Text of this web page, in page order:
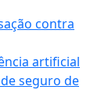
contra
artificial
seguro de